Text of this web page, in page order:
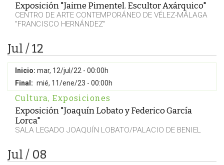
Exposición "Jaime Pimentel. Escultor Axárquico"
CENTRO DE ARTE CONTEMPORÁNEO DE VÉLEZ-MÁLAGA
"FRANCISCO HERNÁNDEZ"
Jul / 12
Inicio: mar, 12/jul/22 - 00:00h
Final: mié, 11/ene/23 - 00:00h
Cultura, Exposiciones
Exposición "Joaquín Lobato y Federico García
Lorca"
SALA LEGADO JOAQUÍN LOBATO/PALACIO DE BENIEL
Jul / 08